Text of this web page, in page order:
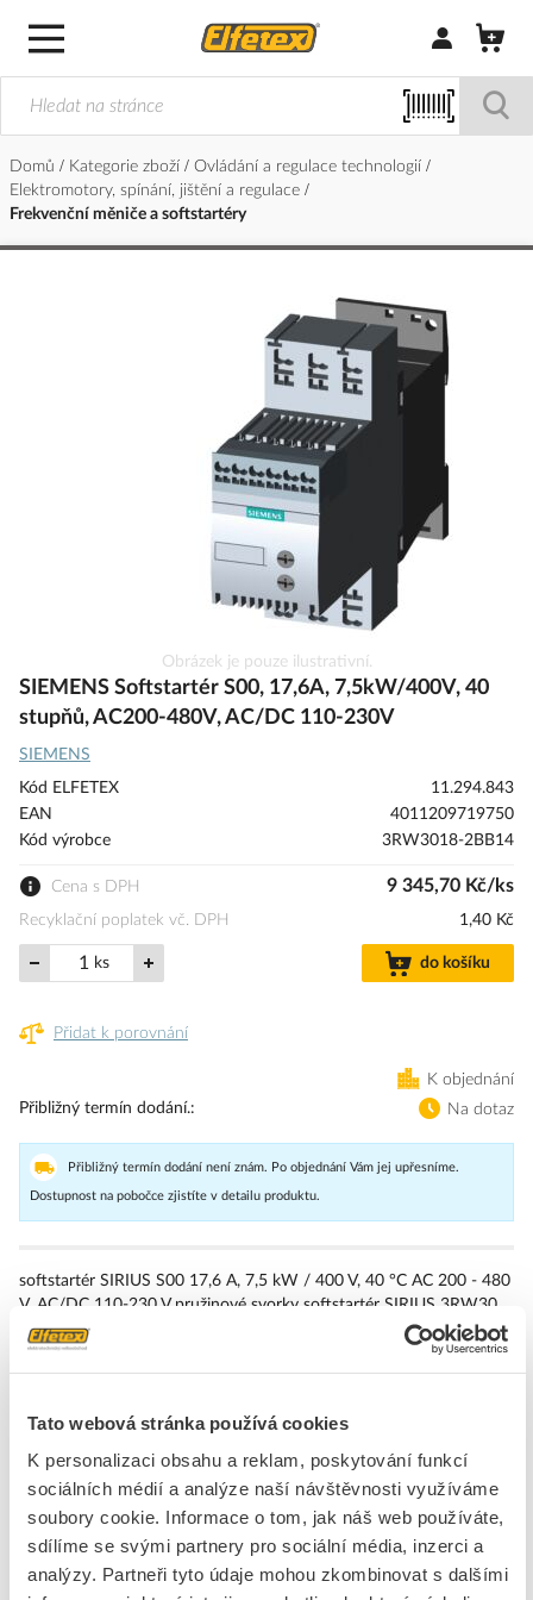
Tato webová stránka používá cookies
K personalizaci obsahu a reklam, poskytování funkcí
sociálních médií a analýze naší návštěvnosti využíváme
soubory cookie. Informace o tom, jak náš web používáte,
sdílíme se svými partnery pro sociální média, inzerci a
analýzy. Partneři tyto údaje mohou zkombinovat s dalšími
Přihlásit/
Domů Kategorie zboží
Ovládání a regulace technologií
Elektromotory, spínání, jištění a regulace
Frekvenční měniče a softstartéry
na
začátek
galerie
s
obrázky
Obrázek je pouze ilustrativní.
SIEMENS Softstartér S00, 17,6A, 7,5kW/400V, 40
stupňů, AC200-480V, AC/DC 110-230V
SIEMENS
Kód ELFETEX
11.294.843
EAN
4011209719750
Kód výrobce
3RW3018-2BB14
Cena s DPH 9 345,70 Kč/ks
Recyklační poplatek vč. DPH 1,40 Kč
ks do košíku
Přidat k porovnání
K objednání
Přibližný termín dodání.
Na dotaz
Přibližný termín dodání není znám. Po objednání Vám jej upřesníme.
Dostupnost na pobočce zjistíte v detailu produktu.
softstartér SIRIUS S00 17,6 A, 7,5 kW / 400 V, 40 °C AC 200 - 480
V, AC/DC 110-230 V pružinové svorky softstartér SIRIUS 3RW30
pro standardní aplikace k pozvolnému rozběhu třífázových
asynchronních motorů. Plynulé spouštění, snižování proudových
špiček, zamezení kolísání síťového napětí v rozběhu, odlehčení
úspora místa a zapojení oproti spouštěčům s kombinací hvězda-
snadná manipulace. Integrovaný bypass umožňuje velice kompaktní
konstrukci a stará se o menší zahřívání ve skříňovém rozvaděči.
Schválení po celém světě (např. IEC a UL/CSA). Dostupné jsou
softstartéry 3RW pro sítě do 690 V ve velkém rozsahu výkonu s
různými řídicími napětími a průběžně se šroubovou a pružinovou
svorkou. U 3RW30/40 existují dodatečné varianty s řídicím